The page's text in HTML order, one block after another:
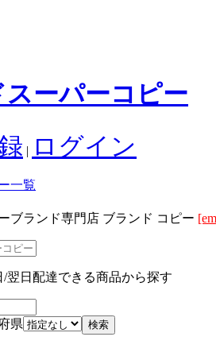
| ログイン
一覧
ブランド専門店 ブランド コピー
翌日配達できる商品から探す
県